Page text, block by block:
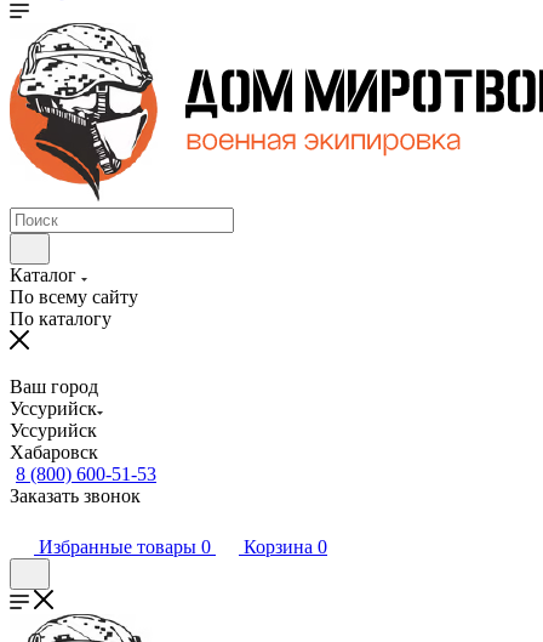
Каталог
По всему сайту
По каталогу
Ваш город
Уссурийск
Уссурийск
Хабаровск
8 (800) 600-51-53
Заказать звонок
Избранные товары 0 Корзина 0